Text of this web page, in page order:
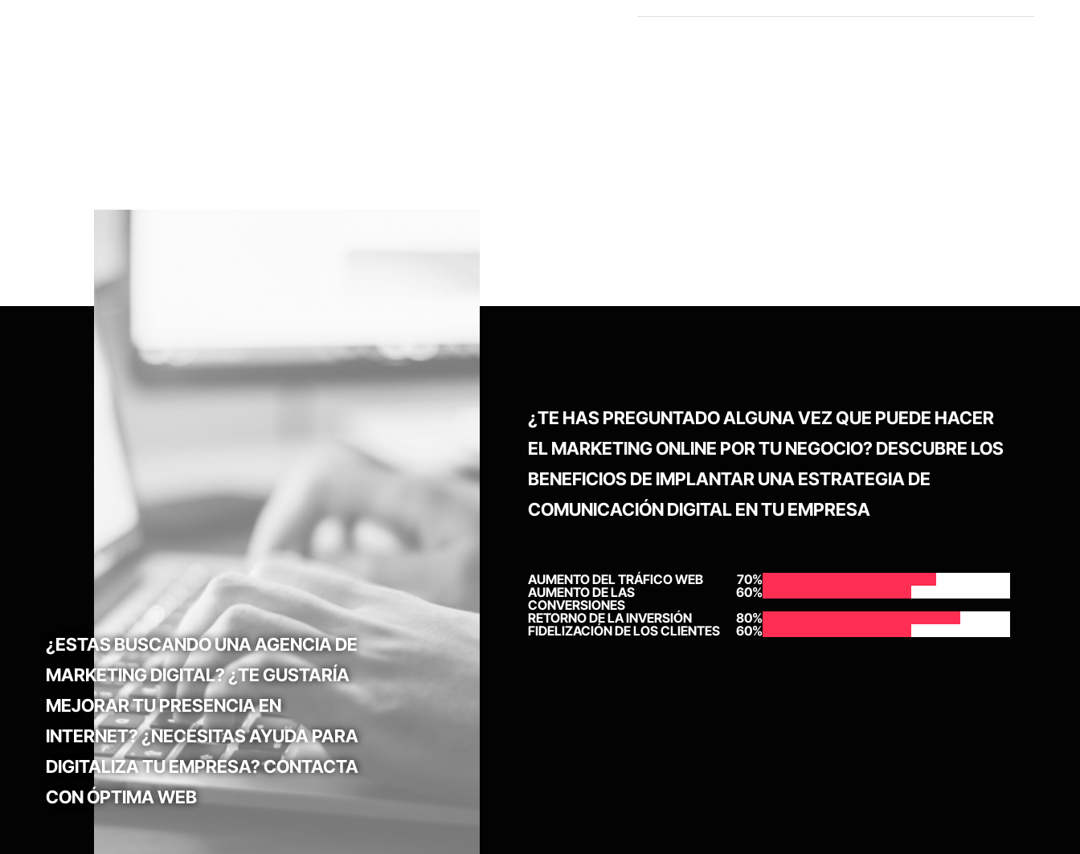
¿ESTAS BUSCANDO UNA AGENCIA DE
MARKETING DIGITAL? ¿TE GUSTARÍA
MEJORAR TU PRESENCIA EN
INTERNET? ¿NECESITAS AYUDA PARA
DIGITALIZA TU EMPRESA? CONTACTA
CON ÓPTIMA WEB
¿TE HAS PREGUNTADO ALGUNA VEZ QUE PUEDE HACER
EL MARKETING ONLINE POR TU NEGOCIO? DESCUBRE LOS
BENEFICIOS DE IMPLANTAR UNA ESTRATEGIA DE
COMUNICACIÓN DIGITAL EN TU EMPRESA
AUMENTO DEL TRÁFICO WEB 70%
AUMENTO DE LAS
CONVERSIONES
60%
RETORNO DE LA INVERSIÓN
80%
FIDELIZACIÓN DE LOS CLIENTES
60%